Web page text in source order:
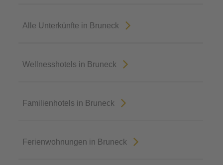
Alle Unterkünfte in Bruneck
Wellnesshotels in Bruneck
Familienhotels in Bruneck
Ferienwohnungen in Bruneck